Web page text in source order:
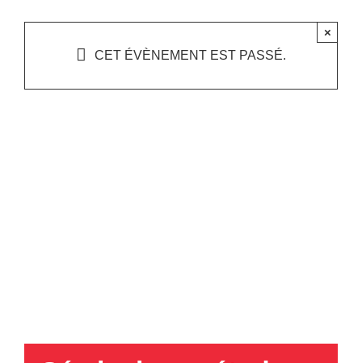
CET ÉVÈNEMENT EST PASSÉ.
×